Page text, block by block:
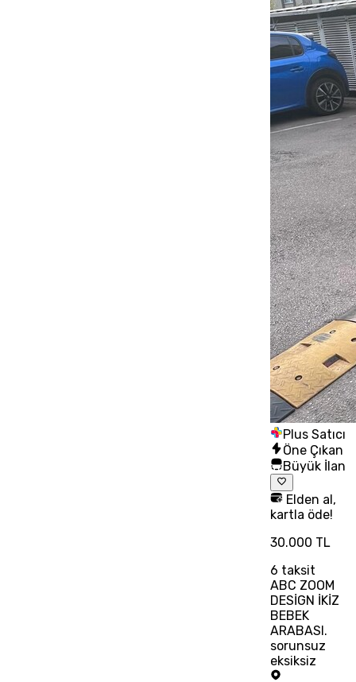
Plus Satıcı
Öne Çıkan
Büyük İlan
Elden al,
kartla öde!
30.000 TL
6 taksit
ABC ZOOM
DESİGN İKİZ
BEBEK
ARABASI.
sorunsuz
eksiksiz